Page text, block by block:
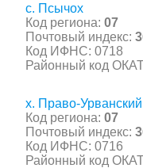
с. Псычох
Код региона: 07
Почтовый индекс:
Код ИФНС: 0718
Районный код
х. Право-Урванский
Код региона: 07
Почтовый индекс:
Код ИФНС: 0716
Районный код